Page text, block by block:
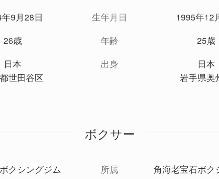
9月28日
生年月日
1995年12
26歳
年齢
25歳
日本
世田谷区
出身
日本
岩手県奥
ボクサー
クシングジム 所属
角海老宝石ボク